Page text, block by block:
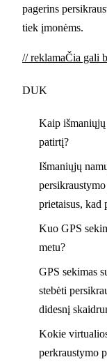
pagerins
tiek įmonėms.
// reklamaČia gali
DUK
Kaip išmaniųjų
patirtį?
Išmaniųjų
prietaisus, kad
Kuo GPS
metu?
GPS sekimas
stebėti
didesnį
Kokie
perkraustymo